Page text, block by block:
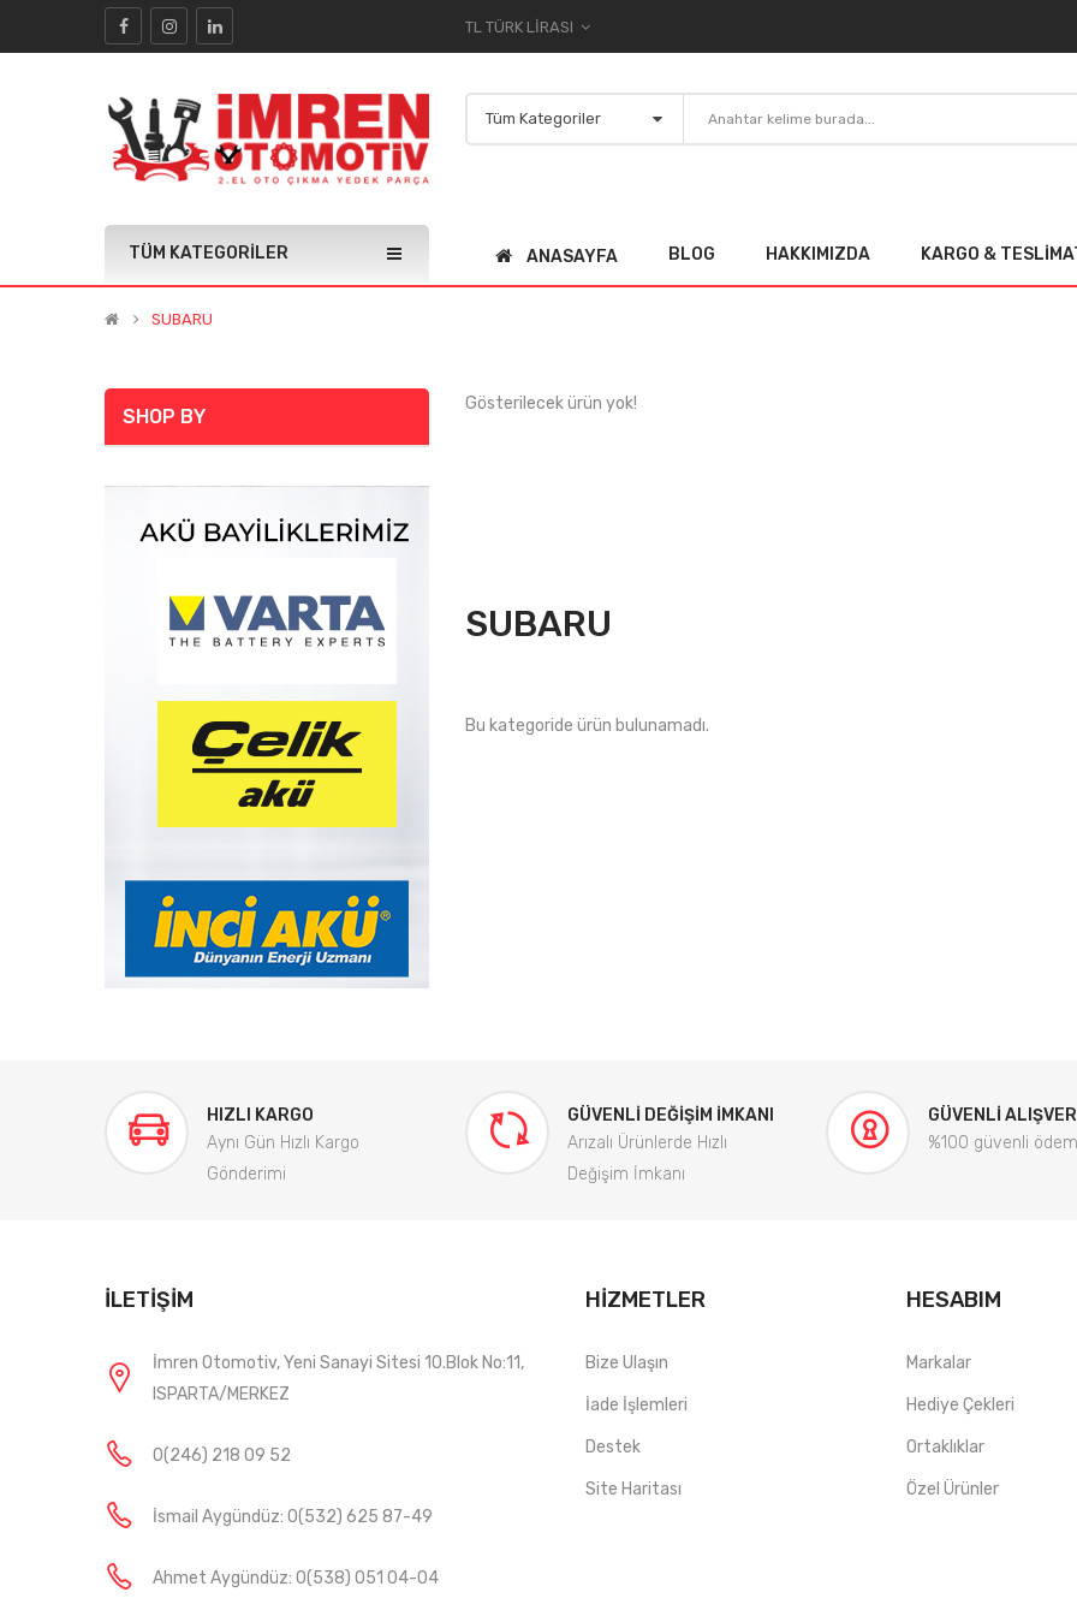
TÜM KATEGORILER ANASAYFA BLOG HAKKIMIZDA KARGO &
SUBARU
SHOP BY
Gösterilecek ürün yok!
SUBARU
Bu kategoride ürün bulunamadı.
HIZLI KARGO
Aynı Gün Hızlı Kargo
Gönderimi
GÜVENLI DEĞIŞIM İMKANI
Arızalı Ürünlerde Hızlı
Değişim İmkanı
GÜVENLI
%100 güvenli
İLETIŞIM
İmren Otomotiv, Yeni Sanayi Sitesi 10.Blok No:11,
ISPARTA/MERKEZ
0(246) 218 09 52
İsmail Aygündüz: 0(532) 625 87-49
Ahmet Aygündüz: 0(538) 051 04-04
HIZMETLER
Bize Ulaşın
İade İşlemleri
Destek
Site Haritası
HESABIM
Markalar
Hediye Çekleri
Ortaklıklar
Özel Ürünler